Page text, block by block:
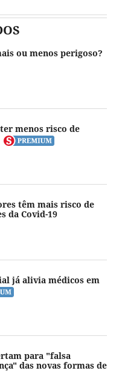
ou menos perigoso?
menos risco de
têm mais risco de
da Covid-19
já alivia médicos em
para "falsa
das novas formas de